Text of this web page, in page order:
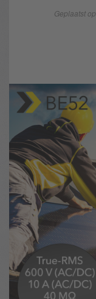
Geplaatst op